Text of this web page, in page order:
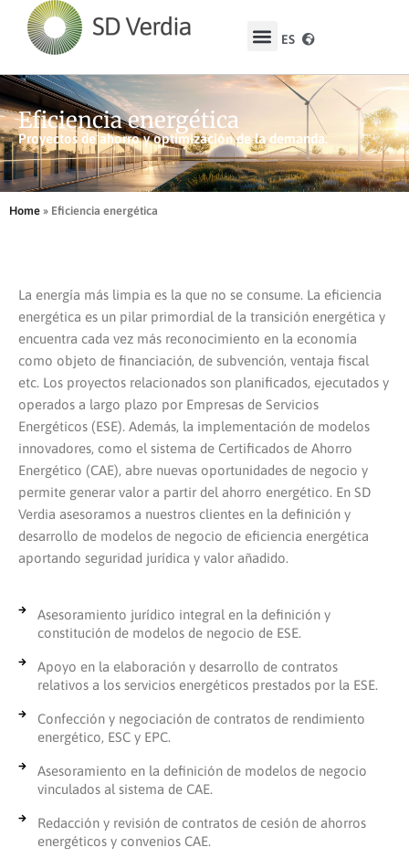
ES
EN
Eficiencia energética
Proyectos de ahorro y optimización de la demanda.
Home » Eficiencia energética
La energía más limpia es la que no se consume. La eficiencia
energética es un pilar primordial de la transición energética y
encuentra cada vez más reconocimiento en la economía
como objeto de financiación, de subvención, ventaja fiscal
etc. Los proyectos relacionados son planificados, ejecutados y
operados a largo plazo por Empresas de Servicios
Energéticos (ESE). Además, la implementación de modelos
innovadores, como el sistema de Certificados de Ahorro
Energético (CAE), abre nuevas oportunidades de negocio y
permite generar valor a partir del ahorro energético. En SD
Verdia asesoramos a nuestros clientes en la definición y
desarrollo de modelos de negocio de eficiencia energética
aportando seguridad jurídica y valor añadido.
Asesoramiento jurídico integral en la definición y
constitución de modelos de negocio de ESE.
Apoyo en la elaboración y desarrollo de contratos
relativos a los servicios energéticos prestados por la ESE.
Confección y negociación de contratos de rendimiento
energético, ESC y EPC.
Asesoramiento en la definición de modelos de negocio
vinculados al sistema de CAE.
Redacción y revisión de contratos de cesión de ahorros
energéticos y convenios CAE.